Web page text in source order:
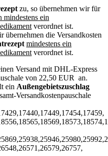
zu, so übernehmen wir für
mindestens ein
verordnet ist.
übernehmen die Versandkosten
mindestens ein
verordnet ist.
Versand mit DHL-Express
von 22,50 EUR an.
ein Außengebietszuschlag
Versandkostenpauschale